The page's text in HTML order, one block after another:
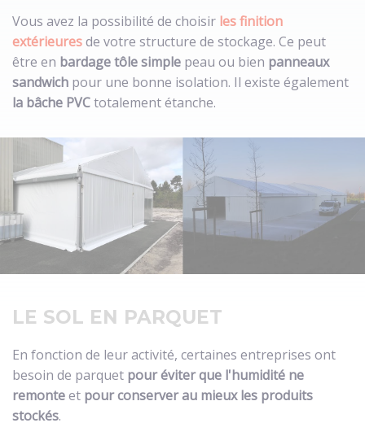
Vous avez la possibilité de choisir les finition
extérieuresde votre structure de stockage. Ce peut
être en bardage tôle simple peau ou bien panneaux
sandwich pour une bonne isolation. Il existe également
la bâche PVCtotalement étanche.
LE SOL EN PARQUET
En fonction de leur activité, certaines entreprises ont
besoin de parquet pour éviter que l'humidité ne
remonteet pour conserver au mieux les produits
stockés.